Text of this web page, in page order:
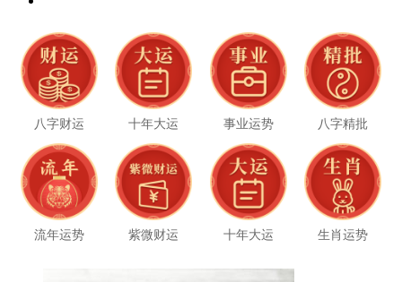
八字财运 十年大运 事业运势 八字精批
流年运势 紫微财运 十年大运 生肖运势